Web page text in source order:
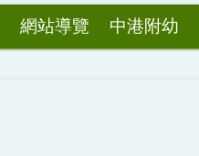
網站導覽 中港附幼